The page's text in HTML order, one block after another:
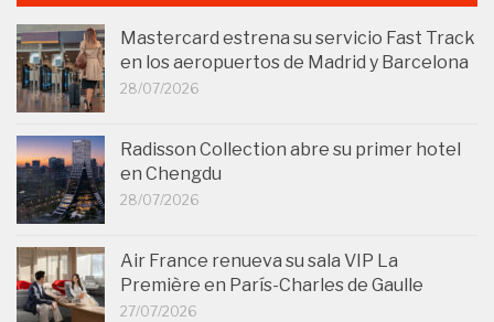
Mastercard estrena su servicio Fast Track
en los aeropuertos de Madrid y Barcelona
28/07/2026
Radisson Collection abre su primer hotel
en Chengdu
28/07/2026
Air France renueva su sala VIP La
Première en París-Charles de Gaulle
27/07/2026